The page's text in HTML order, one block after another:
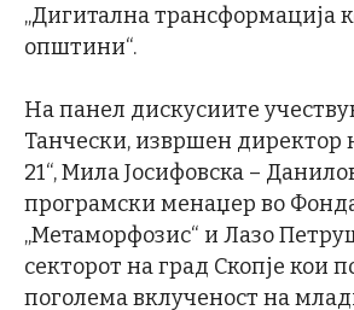
„Дигитална трансформација
општини“.
На панел дискусиите
Танчески, извршен директор
21“, Мила Јосифовска –
програмски менаџер во
„Метаморфозис“ и Лазо
секторот на град Скопје кои
поголема вклученост на